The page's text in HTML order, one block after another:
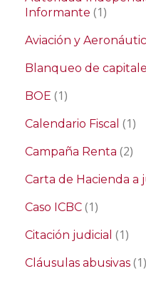
Informante (1)
Aviación y
Blanqueo de
BOE (1)
Calendario Fiscal (1)
Campaña Renta (2)
Carta de Hacienda a
Caso ICBC (1)
Citación judicial (1)
Cláusulas abusivas (1)